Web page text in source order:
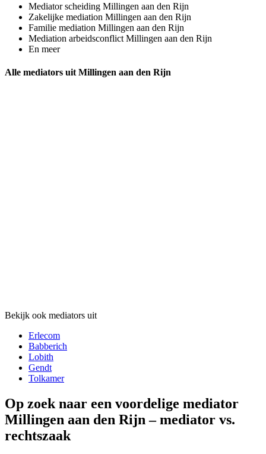
Mediator scheiding Millingen aan den Rijn
Zakelijke mediation Millingen aan den Rijn
Familie mediation Millingen aan den Rijn
Mediation arbeidsconflict Millingen aan den Rijn
En meer
Alle mediators uit Millingen aan den Rijn
Bekijk ook mediators uit
Erlecom
Babberich
Lobith
Gendt
Tolkamer
Op zoek naar een voordelige mediator
Millingen aan den Rijn – mediator vs.
rechtszaak